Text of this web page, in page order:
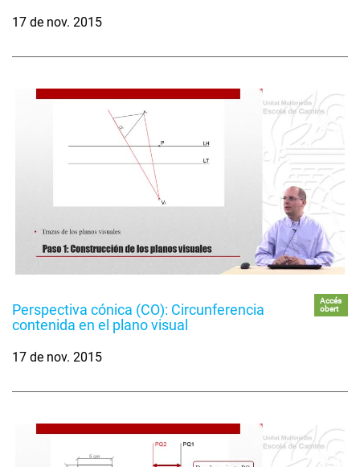
17 de nov. 2015
Perspectiva cónica (CO): Circunferencia
contenida en el plano visual
Accés
obert
17 de nov. 2015